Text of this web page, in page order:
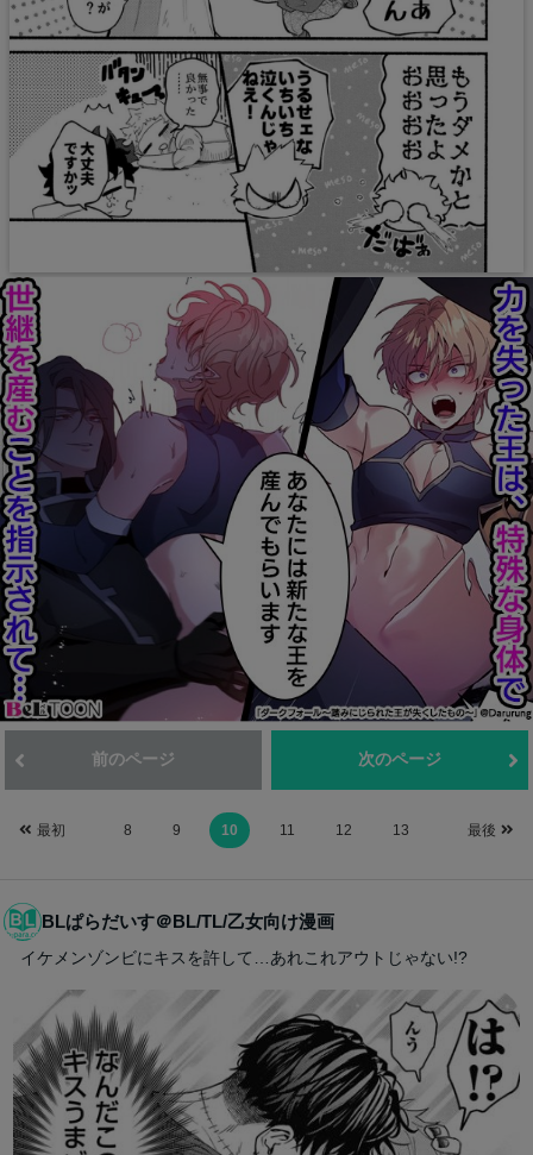
前のページ 次のページ
最初 8 9 10 11 12 13 最後
BLぱらだいす＠BL/TL/乙女向け漫画
イケメンゾンビにキスを許して…あれこれアウトじゃない!?